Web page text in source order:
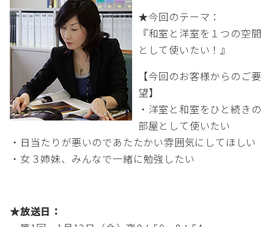
★今回のテーマ：
『和室と洋室を１つの空間
として使いたい！』
【今回のお客様からのご要
望】
・洋室と和室をひと続きの
部屋として使いたい
・日当たりが悪いのであたたかい雰囲気にしてほしい
・女３姉妹、みんなで一緒に勉強したい
★放送日：